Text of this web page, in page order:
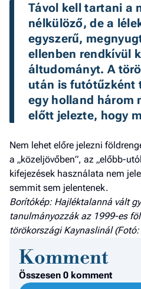
Távol kell tartani a
nélkülöző, de a
egyszerű,
ellenben rendkívül
áltudományt. A
után is futótűzként
egy holland három
előtt jelezte, hogy
Nem lehet előre jelezni
a „közeljövőben”, az „előbb-
kifejezések használata nem
semmit sem jelentenek.
Borítókép: Hajléktalanná vált
tanulmányozzák az 1999-es
törökországi Kaynaslinál (Fotó:
Komment
Összesen 0 komment